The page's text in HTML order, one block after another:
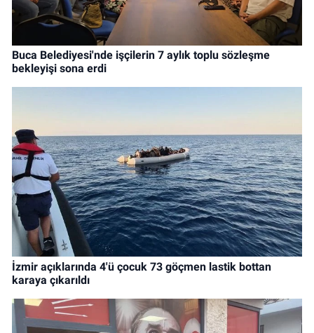
Buca Belediyesi'nde işçilerin 7 aylık toplu sözleşme
bekleyişi sona erdi
İzmir açıklarında 4'ü çocuk 73 göçmen lastik bottan
karaya çıkarıldı